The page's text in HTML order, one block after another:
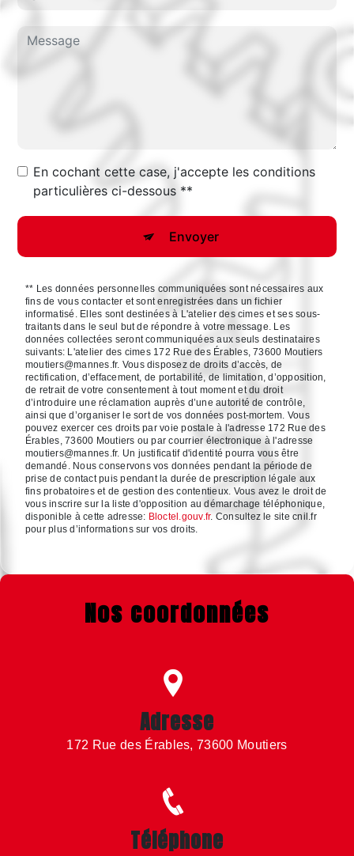
En cochant cette case, j'accepte les conditions
particulières ci-dessous **
Envoyer
** Les données personnelles communiquées sont nécessaires aux
fins de vous contacter et sont enregistrées dans un fichier
informatisé. Elles sont destinées à L'atelier des cimes et ses sous-
traitants dans le seul but de répondre à votre message. Les
données collectées seront communiquées aux seuls destinataires
suivants: L'atelier des cimes 172 Rue des Érables, 73600 Moutiers
moutiers@mannes.fr. Vous disposez de droits d’accès, de
rectification, d’effacement, de portabilité, de limitation, d’opposition,
de retrait de votre consentement à tout moment et du droit
d’introduire une réclamation auprès d’une autorité de contrôle,
ainsi que d’organiser le sort de vos données post-mortem. Vous
pouvez exercer ces droits par voie postale à l'adresse 172 Rue des
Érables, 73600 Moutiers ou par courrier électronique à l'adresse
moutiers@mannes.fr. Un justificatif d'identité pourra vous être
demandé. Nous conservons vos données pendant la période de
prise de contact puis pendant la durée de prescription légale aux
fins probatoires et de gestion des contentieux. Vous avez le droit de
vous inscrire sur la liste d'opposition au démarchage téléphonique,
disponible à cette adresse: Bloctel.gouv.fr. Consultez le site cnil.fr
pour plus d’informations sur vos droits.
Nos coordonnées
Adresse
172 Rue des Érables, 73600 Moutiers
Téléphone